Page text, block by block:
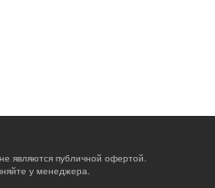
являются публичной офертой.
у менеджера.